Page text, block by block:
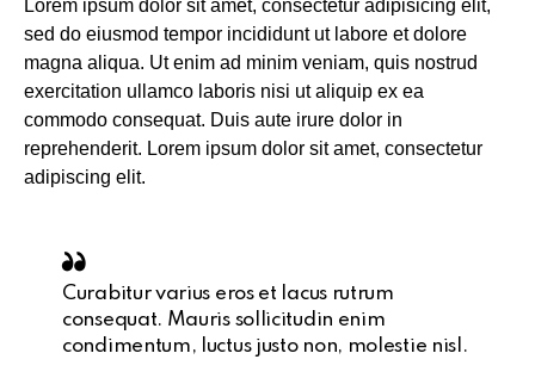
Lorem ipsum dolor sit amet, consectetur adipisicing elit,
sed do eiusmod tempor incididunt ut labore et dolore
magna aliqua. Ut enim ad minim veniam, quis nostrud
exercitation ullamco laboris nisi ut aliquip ex ea
commodo consequat. Duis aute irure dolor in
reprehenderit. Lorem ipsum dolor sit amet, consectetur
adipiscing elit.
Curabitur varius eros et lacus rutrum
consequat. Mauris sollicitudin enim
condimentum, luctus justo non, molestie nisl.